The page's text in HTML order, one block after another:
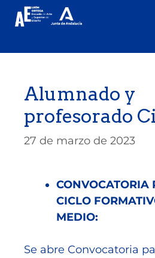
Alumnado y
profesorado
27 de marzo de 2023
CONVOCATORIA
CICLO
MEDIO:
Se abre Convocatoria